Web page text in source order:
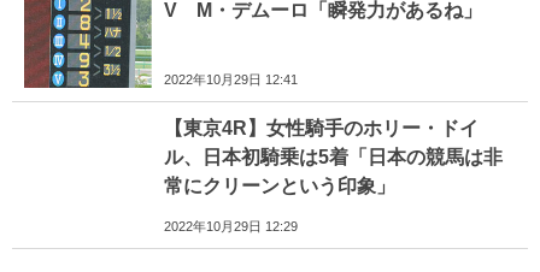
V M・デムーロ「瞬発力があるね」
2022年10月29日 12:41
【東京4R】女性騎手のホリー・ドイ
ル、日本初騎乗は5着「日本の競馬は非
常にクリーンという印象」
2022年10月29日 12:29